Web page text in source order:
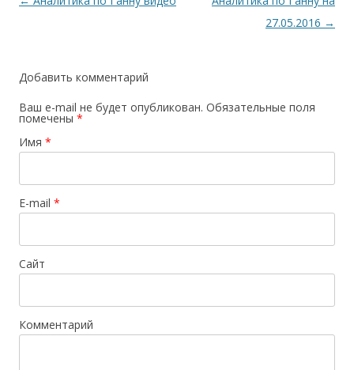
27.05.2016 →
Добавить комментарий
Ваш e-mail не будет опубликован. Обязательные поля
помечены *
Имя *
E-mail *
Сайт
Комментарий